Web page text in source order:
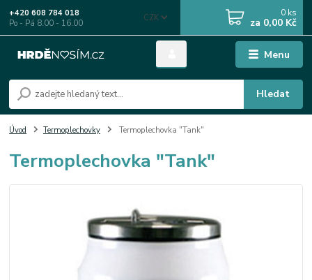
Menu
CZK
Hledat
+420 608 784 018
Po - Pá 8.00 - 16.00
0 ks
za 0,00 Kč
Úvod Termoplechovky Termoplechovka "Tank"
Termoplechovka "Tank"